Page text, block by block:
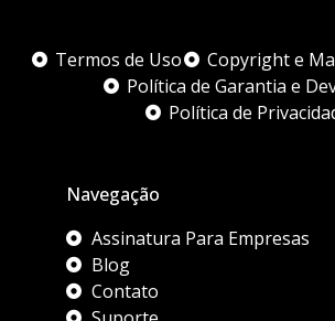
Termos de Uso
Copyright e
Política de Garantia e
Política de
Navegação
Assinatura Para Empresas
Blog
Contato